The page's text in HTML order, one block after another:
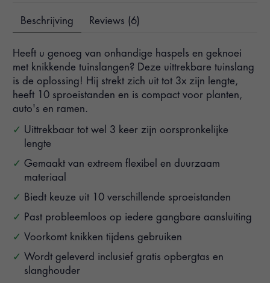
Beschrijving Reviews (6)
Heeft u genoeg van onhandige haspels en geknoei
met knikkende tuinslangen? Deze uittrekbare tuinslang
is de oplossing! Hij strekt zich uit tot 3x zijn lengte,
heeft 10 sproeistanden en is compact voor planten,
auto's en ramen.
Uittrekbaar tot wel 3 keer zijn oorspronkelijke
lengte
Gemaakt van extreem flexibel en duurzaam
materiaal
Biedt keuze uit 10 verschillende sproeistanden
Past probleemloos op iedere gangbare aansluiting
Voorkomt knikken tijdens gebruiken
Wordt geleverd inclusief gratis opbergtas en
slanghouder